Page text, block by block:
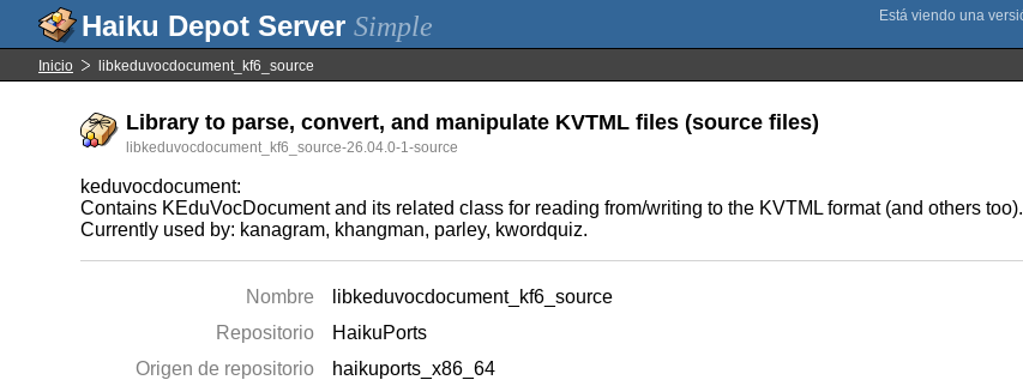
Simple
Inicio libkeduvocdocument_kf6_source
Library to parse, convert, and manipulate KVTML files (source files)
libkeduvocdocument_kf6_source-26.04.0-1-source
keduvocdocument:
Contains KEduVocDocument and its related class for reading from/writing to the KVTML format (and others too).
Currently used by: kanagram, khangman, parley, kwordquiz.
Nombre
libkeduvocdocument_kf6_source
Repositorio
HaikuPorts
Origen de repositorio
haikuports_x86_64